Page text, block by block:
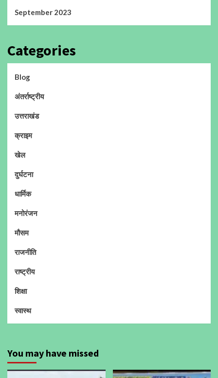
September 2023
Categories
Blog
अंतर्राष्ट्रीय
उत्तराखंड
क्राइम
खेल
दुर्घटना
धार्मिक
मनोरंजन
मौसम
राजनीति
राष्ट्रीय
शिक्षा
स्वास्थ
You may have missed